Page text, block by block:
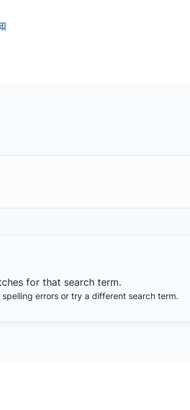
for that search term.
errors or try a different search term.